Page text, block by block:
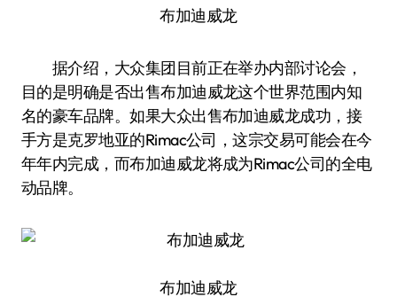
布加迪威龙
据介绍，大众集团目前正在举办内部讨论会，
目的是明确是否出售布加迪威龙这个世界范围内知
名的豪车品牌。如果大众出售布加迪威龙成功，接
手方是克罗地亚的Rimac公司，这宗交易可能会在今
年年内完成，而布加迪威龙将成为Rimac公司的全电
动品牌。
布加迪威龙